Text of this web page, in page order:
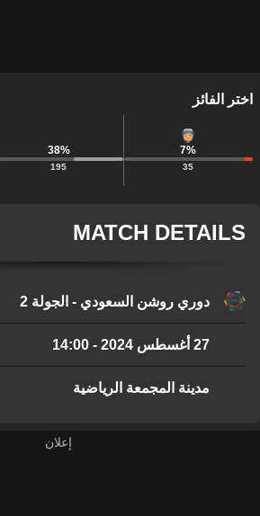
اختر الفائز
7%
35
38%
195
MATCH DETAILS
دوري روشن السعودي - الجولة 2
27 أغسطس 2024 -
14:00
مدينة المجمعة الرياضية